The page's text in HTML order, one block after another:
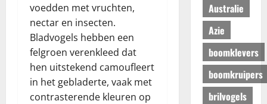
voedden met vruchten,
nectar en insecten.
Bladvogels hebben een
felgroen verenkleed dat
hen uitstekend camoufleert
in het gebladerte, vaak met
contrasterende kleuren op
Australie
Azie
boomklevers
boomkruipers
brilvogels